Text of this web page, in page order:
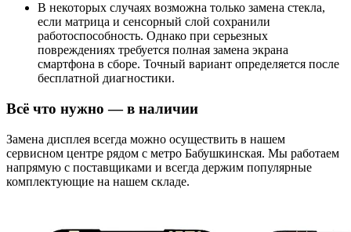
В некоторых случаях возможна только замена стекла,
если матрица и сенсорный слой сохранили
работоспособность. Однако при серьезных
повреждениях требуется полная замена экрана
смартфона в сборе. Точный вариант определяется после
бесплатной диагностики.
Всё что нужно — в наличии
Замена дисплея всегда можно осуществить в нашем
сервисном центре рядом с метро Бабушкинская. Мы работаем
напрямую с поставщиками и всегда держим популярные
комплектующие на нашем складе.